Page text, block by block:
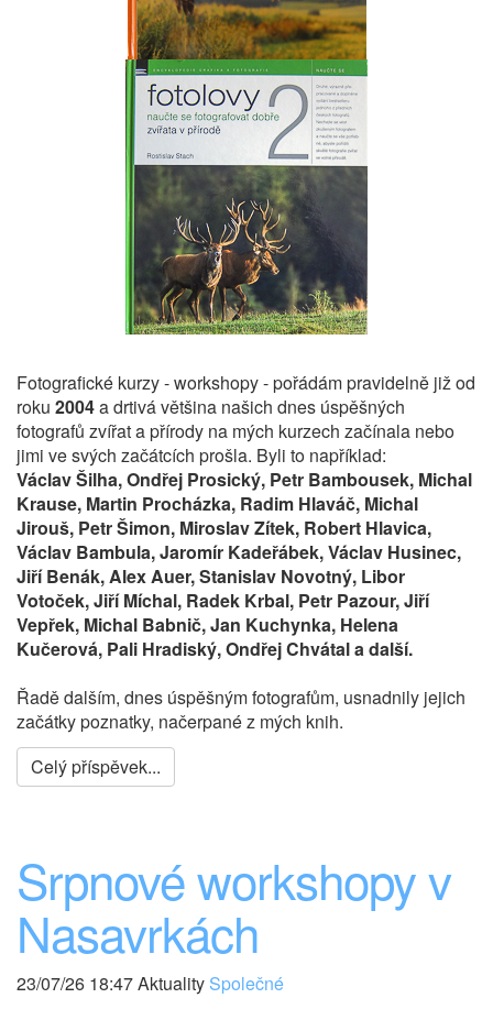
Fotografické kurzy - workshopy - pořádám pravidelně již od
roku 2004a drtivá většina našich dnes úspěšných
fotografů zvířat a přírody na mých kurzech začínala nebo
jimi ve svých začátcích prošla. Byli to například:
Václav Šilha, Ondřej Prosický, Petr Bambousek, Michal
Krause, Martin Procházka, Radim Hlaváč, Michal
Jirouš, Petr Šimon, Miroslav Zítek, Robert Hlavica,
Václav Bambula, Jaromír Kadeřábek, Václav Husinec,
Jiří Benák, Alex Auer, Stanislav Novotný, Libor
Votoček, Jiří Míchal, Radek Krbal, Petr Pazour, Jiří
Vepřek, Michal Babnič, Jan Kuchynka, Helena
Kučerová, Pali Hradiský, Ondřej Chvátal a další.
Řadě dalším, dnes úspěšným fotografům, usnadnily jejich
začátky poznatky, načerpané z mých knih.
Celý příspěvek...
Srpnové workshopy v
Nasavrkách
23/07/26 18:47 Aktuality Společné